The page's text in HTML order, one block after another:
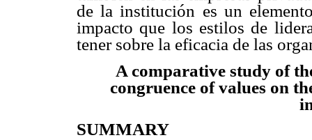
de la institución es un
impacto que los estilos de
tener sobre la eficacia de las
A comparative study of
congruence of values on
SUMMARY